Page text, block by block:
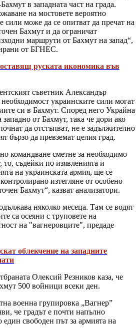
в западната част на града.
на мостовете вероятно
сили може да се опитват да пречат на
Бахмут и да ограничат
маршрути от Бахмут на запад“,
от БГНЕС.
руската икономика във
съветник Александър
украинските сили могат
си в Бахмут. Според него Украйна
западно от Бахмут, така че дори ако
да отстъпват, не е задължително
бързо да превземат целия град.
командване сметне за необходимо
то, съдейки по изявленията и
на украинската армия, ще се
изтегляне от особено
Бахмут“, казват анализатори.
няколко месеца. Там се водят
са осеяни с труповете на
на "вагнеровците", предаде
облекчение на западните
Олексий Резников каза, че
500 войници всеки ден.
военна групировка „Вагнер”
че градът е почти напълно
свободен път за армията на